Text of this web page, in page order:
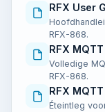
RFX User
RFX-868.
RFX
Volledige
RFX-868.
RFX
Éteintleg